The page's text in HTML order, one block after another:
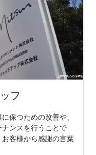
フ
保つための改善や、
ンスを行うことで
客様から感謝の言葉